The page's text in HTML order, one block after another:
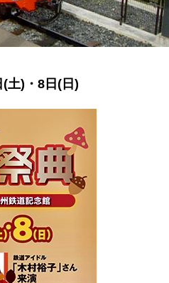
土)・8日(日)